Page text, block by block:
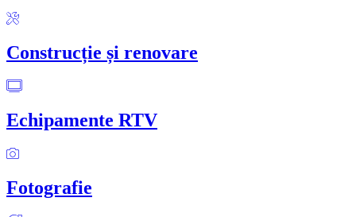
Construcție și renovare
Echipamente RTV
Fotografie